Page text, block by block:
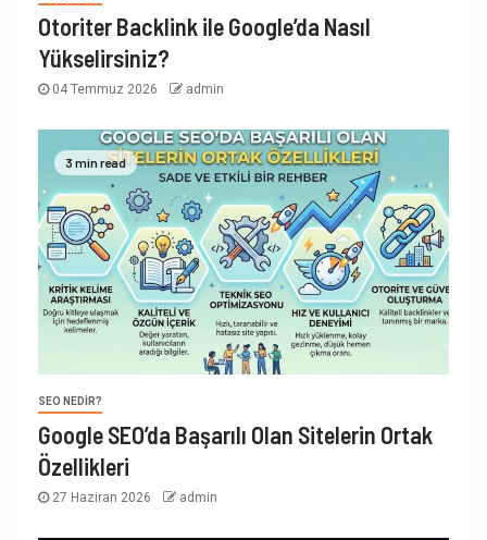
Otoriter Backlink ile Google’da Nasıl
Yükselirsiniz?
04 Temmuz 2026 admin
3 min read
SEO NEDIR?
Google SEO’da Başarılı Olan Sitelerin Ortak
Özellikleri
27 Haziran 2026 admin